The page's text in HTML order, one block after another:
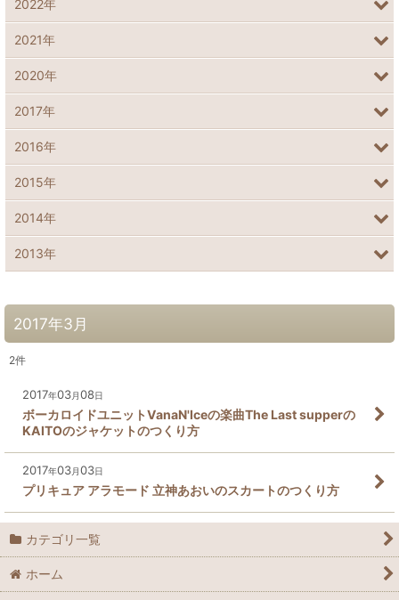
2017年3月
2件
2017年03月08日
ボーカロイドユニットVanaN'Iceの楽曲The Last supperの
KAITOのジャケットのつくり方
2017年03月03日
プリキュア アラモード 立神あおいのスカートのつくり方
2022年
2021年
2020年
2017年
2016年
2015年
2014年
2013年
カテゴリ一覧
ホーム